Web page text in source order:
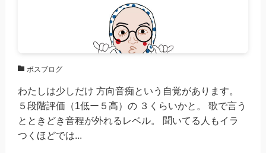
ボスブログ
わたしは少しだけ 方向音痴という自覚があります。
５段階評価（1低ー５高）の ３くらいかと。 歌で言う
とときどき音程が外れるレベル。 聞いてる人もイラ
つくほどでは...